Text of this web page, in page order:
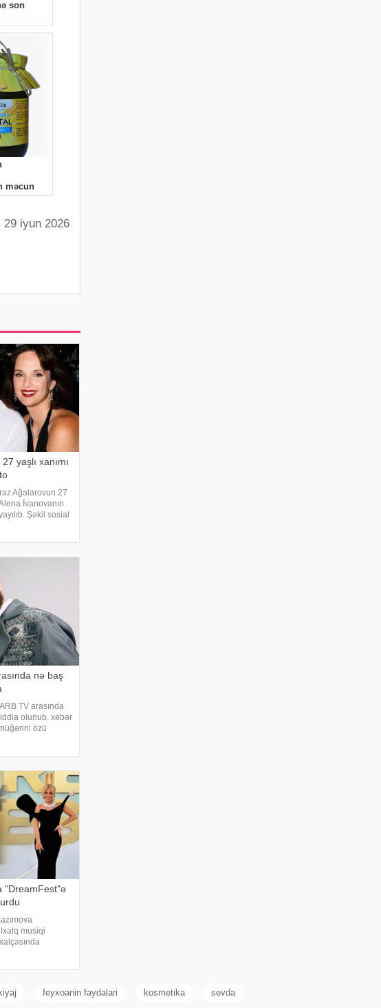
iyun 2026
yaşlı xanımı
Ağalarovun 27
İvanovanın
Şəkil sosial
nə baş
TV arasında
olunub. xəbər
özü
"DreamFest"ə
musiqi
feyxoanin faydalari kosmetika sevda